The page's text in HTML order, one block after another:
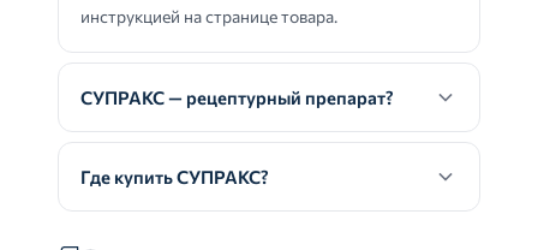
инструкцией на странице товара.
СУПРАКС — рецептурный препарат?
Где купить СУПРАКС?